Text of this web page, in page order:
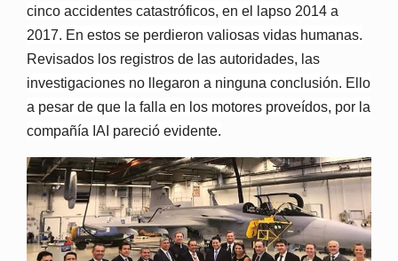
cinco accidentes catastróficos, en el lapso 2014 a
2017. En estos se perdieron valiosas vidas humanas.
Revisados los registros de las autoridades, las
investigaciones no llegaron a ninguna conclusión. Ello
a pesar de que la falla en los motores proveídos, por la
compañía IAI pareció evidente.